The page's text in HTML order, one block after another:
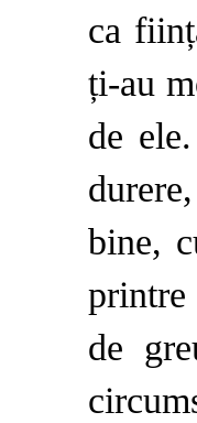
ca
ți-au
de
bine,
printre
de